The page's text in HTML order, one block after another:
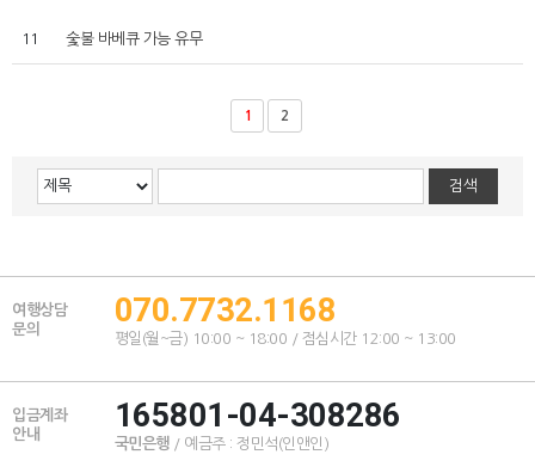
11 숯불 바베큐 가능 유무
1 2
여행상담
문의
070.7732.1168
평일(월~금) 10:00 ~ 18:00 / 점심시간 12:00 ~ 13:00
입금계좌
안내
165801-04-308286
국민은행/ 예금주 : 정민석(인앤인)